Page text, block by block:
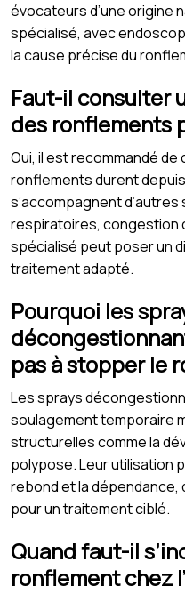
évocateurs d’une origine
spécialisé, avec
la cause précise du
Faut-il consulter
des ronflements
Oui, il est recommandé de
ronflements durent
s’accompagnent
respiratoires, congestion
spécialisé peut poser un
traitement adapté.
Pourquoi les
pas à stopper le
Les sprays
soulagement temporaire
structurelles comme la
polypose. Leur utilisation
rebond et la dépendance,
pour un traitement ciblé.
Quand faut-il
ronflement chez